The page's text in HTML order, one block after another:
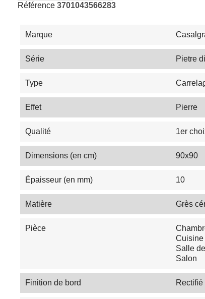
Référence 3701043566283
Marque
Série Pietre
Type
Effet Pierre
Qualité 1er
Dimensions (en cm) 90x90
Épaisseur (en mm) 10
Matière Grès
Pièce
Cuisine
Salle
Salon
Finition de bord Rectifié